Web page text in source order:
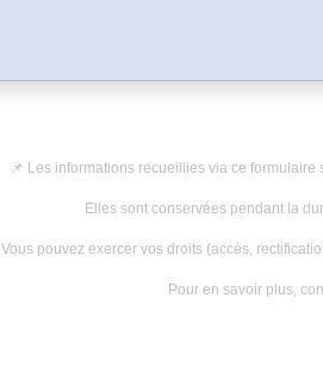
📌 Les informations recueillies via ce
Elles sont conservées pendant la
Vous pouvez exercer vos droits (accès,
Pour en savoir plus,